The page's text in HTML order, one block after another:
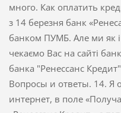
много. Как оплатить
з 14 березня банк
банком ПУМБ. Але ми як і
чекаємо Вас на сайті
банка "Ренессанс
Вопросы и ответы. 14. Я
интернет, в поле